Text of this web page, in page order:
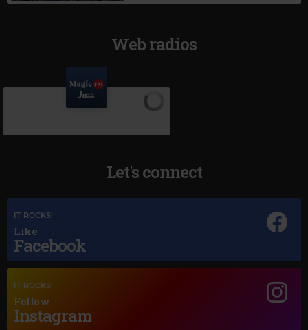
Web radios
NINA SIMONE
Let's connect
IT ROCKS!
Like
Facebook
IT ROCKS!
Follow
Instagram